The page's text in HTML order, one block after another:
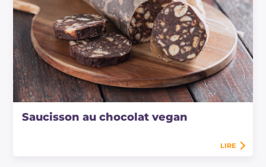
Saucisson au chocolat vegan
LIRE